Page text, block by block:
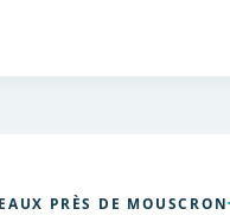
PRÈS DE MOUSCRON